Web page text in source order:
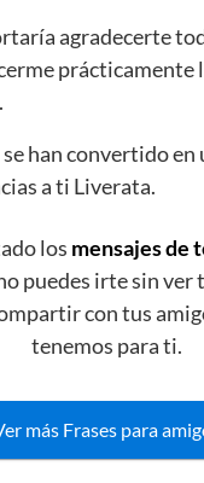
agradecerte
prácticamente
han convertido en
a ti Liverata.
los mensajes de
puedes irte sin ver
con tus
tenemos para ti.
más Frases para